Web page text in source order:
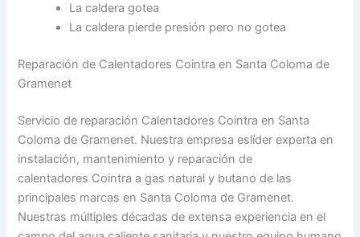
La caldera gotea
La caldera pierde presión pero no gotea
Reparación de Calentadores Cointra en Santa Coloma de
Gramenet
Servicio de reparación Calentadores Cointra en Santa
Coloma de Gramenet. Nuestra empresa eslíder experta en
instalación, mantenimiento y reparación de
calentadores Cointra a gas natural y butano de las
principales marcas en Santa Coloma de Gramenet.
Nuestras múltiples décadas de extensa experiencia en el